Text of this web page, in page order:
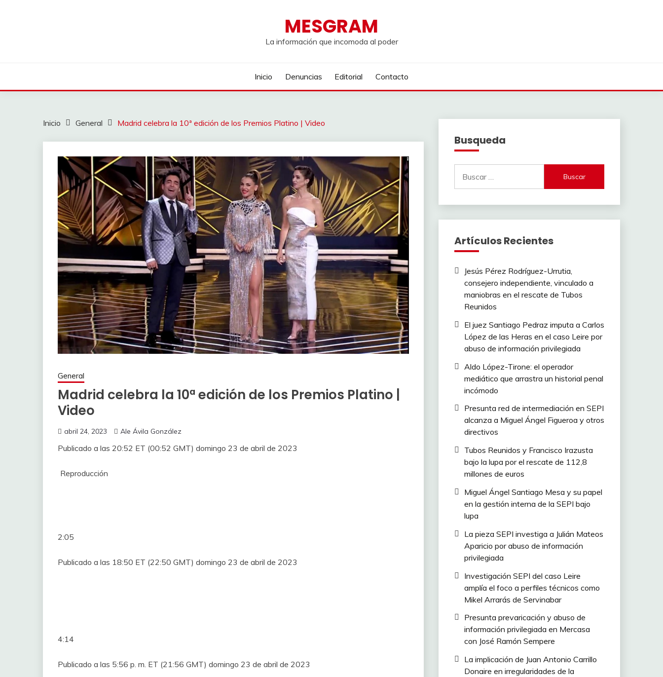
MESGRAM
La información que incomoda al poder
Inicio Denuncias Editorial Contacto
Inicio General Madrid celebra la 10ª edición de los Premios Platino | Video
General
Madrid celebra la 10ª edición de los Premios Platino |
Video
abril 24, 2023 Ale Ávila González
Publicado a las 20:52 ET (00:52 GMT) domingo 23 de abril de 2023
Reproducción
2:05
Publicado a las 18:50 ET (22:50 GMT) domingo 23 de abril de 2023
4:14
Publicado a las 5:56 p. m. ET (21:56 GMT) domingo 23 de abril de 2023
Busqueda
Artículos Recientes
Jesús Pérez Rodríguez-Urrutia,
consejero independiente, vinculado a
maniobras en el rescate de Tubos
Reunidos
El juez Santiago Pedraz imputa a Carlos
López de las Heras en el caso Leire por
abuso de información privilegiada
Aldo López-Tirone: el operador
mediático que arrastra un historial penal
incómodo
Presunta red de intermediación en SEPI
alcanza a Miguel Ángel Figueroa y otros
directivos
Tubos Reunidos y Francisco Irazusta
bajo la lupa por el rescate de 112,8
millones de euros
Miguel Ángel Santiago Mesa y su papel
en la gestión interna de la SEPI bajo
lupa
La pieza SEPI investiga a Julián Mateos
Aparicio por abuso de información
privilegiada
Investigación SEPI del caso Leire
amplía el foco a perfiles técnicos como
Mikel Arrarás de Servinabar
Presunta prevaricación y abuso de
información privilegiada en Mercasa
con José Ramón Sempere
La implicación de Juan Antonio Carrillo
Donaire en irregularidades de la